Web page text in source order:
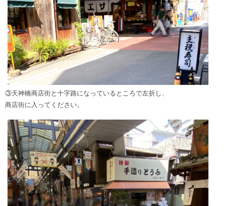
③天神橋商店街と十字路になっているところで左折し、
商店街に入ってください。